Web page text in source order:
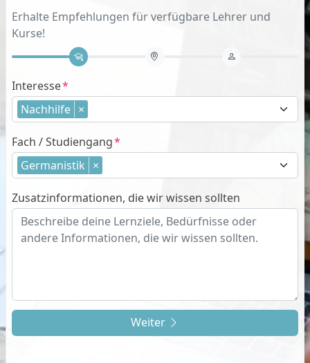
Erhalte Empfehlungen für verfügbare Lehrer und
Kurse!
Interesse
Nachhilfe ×
Fach / Studiengang
Germanistik ×
Zusatzinformationen, die wir wissen sollten
Weiter